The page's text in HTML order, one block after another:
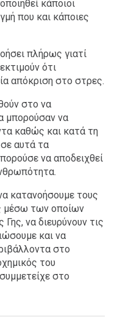
κάποιοι
που και κάποιες
πλήρως γιατί
ότι
απόκριση στο στρες.
στο να
μπορούσαν να
καθώς και κατά τη
σε αυτά τα
να αποδειχθεί
κατανοήσουμε τους
μέσω των οποίων
να διευρύνουν τις
και να
στο
του
στο